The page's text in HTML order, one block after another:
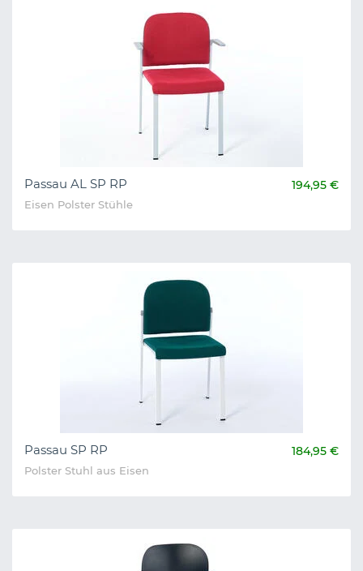
Passau AL SP RP 194,95 €
Eisen Polster Stühle
Passau SP RP 184,95 €
Polster Stuhl aus Eisen